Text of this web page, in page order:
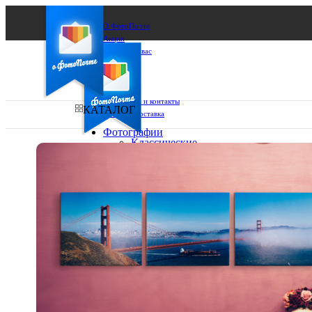
О ФотоПочте
Акции
Сделаем за вас
Бизнесу
FAQ
Франшиза
Поддержка и контакты
Оплата и доставка
Выберите из списка:
КАТАЛОГ
Фотографии
Классические
13х18
15х20
20х20
20х30
30х30
30х40